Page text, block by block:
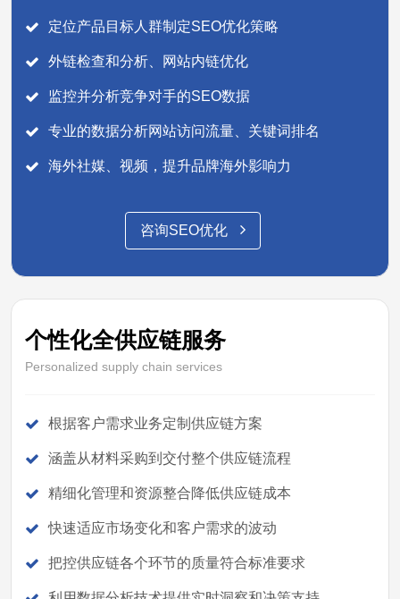
定位产品目标人群制定SEO优化策略
外链检查和分析、网站内链优化
监控并分析竞争对手的SEO数据
专业的数据分析网站访问流量、关键词排名
海外社媒、视频，提升品牌海外影响力
咨询SEO优化
个性化全供应链服务
Personalized supply chain services
根据客户需求业务定制供应链方案
涵盖从材料采购到交付整个供应链流程
精细化管理和资源整合降低供应链成本
快速适应市场变化和客户需求的波动
把控供应链各个环节的质量符合标准要求